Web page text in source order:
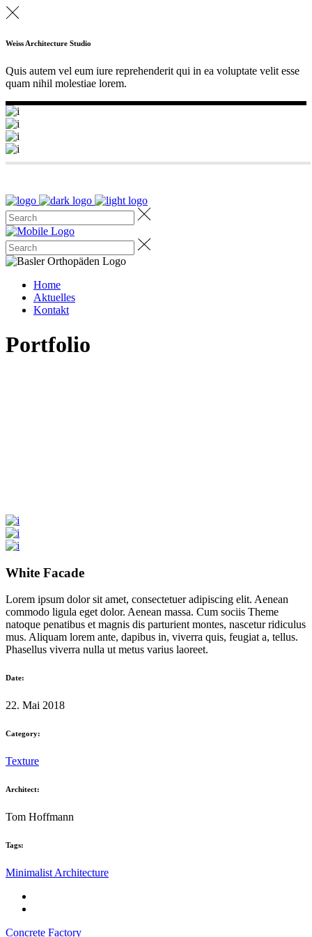
Weiss Architecture Studio
Quis autem vel eum iure reprehenderit qui in ea voluptate velit esse
quam nihil molestiae lorem.
Home
Aktuelles
Kontakt
Portfolio
White Facade
Lorem ipsum dolor sit amet, consectetuer adipiscing elit. Aenean
commodo ligula eget dolor. Aenean massa. Cum sociis Theme
natoque penatibus et magnis dis parturient montes, nascetur ridiculus
mus. Aliquam lorem ante, dapibus in, viverra quis, feugiat a, tellus.
Phasellus viverra nulla ut metus varius laoreet.
Date:
22. Mai 2018
Category:
Texture
Architect:
Tom Hoffmann
Tags:
Minimalist Architecture
Concrete Factory